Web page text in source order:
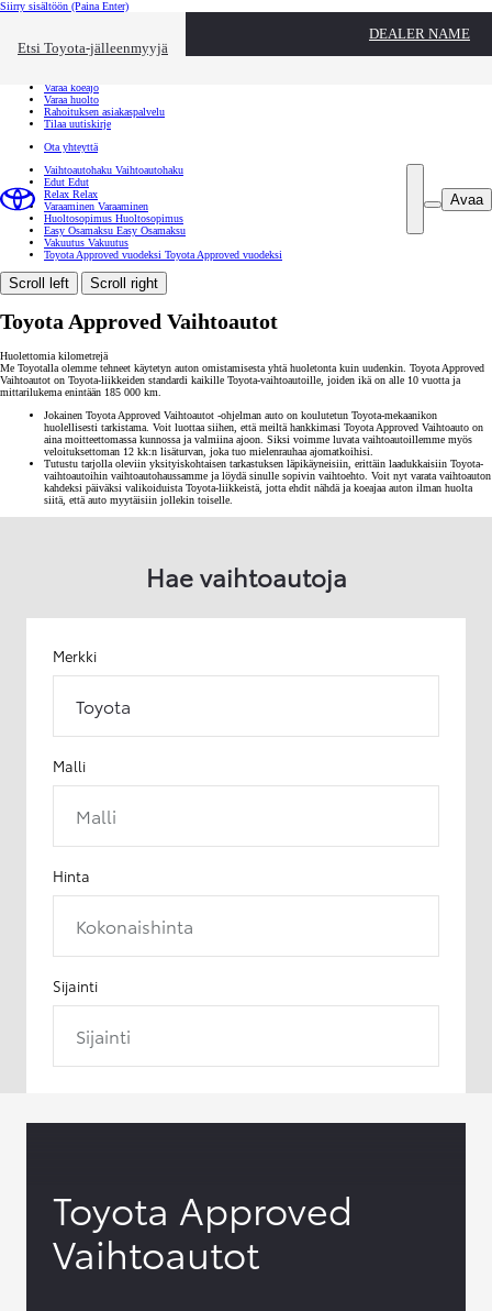
Siirry sisältöön (Paina Enter)
Etsi Toyota-jälleenmyyjä
DEALER NAME
Toyota palvelee Sulje
Varaa koeajo
Varaa huolto
Rahoituksen asiakaspalvelu
Tilaa uutiskirje
Ota yhteyttä
Avaa
Vaihtoautohaku Vaihtoautohaku
Edut Edut
Relax Relax
Varaaminen Varaaminen
Huoltosopimus Huoltosopimus
Easy Osamaksu Easy Osamaksu
Vakuutus Vakuutus
Toyota Approved vuodeksi Toyota Approved vuodeksi
Scroll left Scroll right
Toyota Approved Vaihtoautot
Huolettomia kilometrejä
Me Toyotalla olemme tehneet käytetyn auton omistamisesta yhtä huoletonta kuin uudenkin. Toyota Approved
Vaihtoautot on Toyota-liikkeiden standardi kaikille Toyota-vaihtoautoille, joiden ikä on alle 10 vuotta ja
mittarilukema enintään 185 000 km.
Jokainen Toyota Approved Vaihtoautot -ohjelman auto on koulutetun Toyota-mekaanikon
huolellisesti tarkistama. Voit luottaa siihen, että meiltä hankkimasi Toyota Approved Vaihtoauto on
aina moitteettomassa kunnossa ja valmiina ajoon. Siksi voimme luvata vaihtoautoillemme myös
veloituksettoman 12 kk:n lisäturvan, joka tuo mielenrauhaa ajomatkoihisi.
Tutustu tarjolla oleviin yksityiskohtaisen tarkastuksen läpikäyneisiin, erittäin laadukkaisiin Toyota-
vaihtoautoihin vaihtoautohaussamme ja löydä sinulle sopivin vaihtoehto. Voit nyt varata vaihtoauton
kahdeksi päiväksi valikoiduista Toyota-liikkeistä, jotta ehdit nähdä ja koeajaa auton ilman huolta
siitä, että auto myytäisiin jollekin toiselle.
Hae vaihtoautoja
Merkki
Toyota
Malli
Malli
Hinta
Kokonaishinta
Sijainti
Sijainti
Toyota Approved
Vaihtoautot